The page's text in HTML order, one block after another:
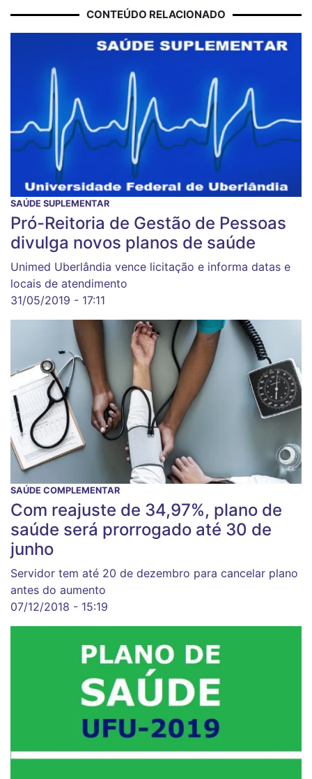
CONTEÚDO RELACIONADO
SAÚDE SUPLEMENTAR
Pró-Reitoria de Gestão de Pessoas
divulga novos planos de saúde
Unimed Uberlândia vence licitação e informa datas e
locais de atendimento
31/05/2019 - 17:11
SAÚDE COMPLEMENTAR
Com reajuste de 34,97%, plano de
saúde será prorrogado até 30 de
junho
Servidor tem até 20 de dezembro para cancelar plano
antes do aumento
07/12/2018 - 15:19